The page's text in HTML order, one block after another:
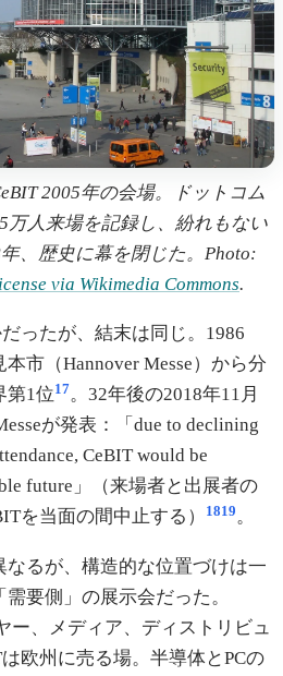
2005年の会場。ドットコム
万人来場を記録し、紛れもない
、歴史に幕を閉じた。Photo:
via Wikimedia Commons.
ったが、結末は同じ。1986
市（Hannover Messe）から分
第1位17。32年後の2018年11月
が発表：「due to declining
CeBIT would be
future」（来場者と出展者の
を当面の間中止する）
1819。
なるが、構造的な位置づけは一
要側」の展示会だった。
ー、メディア、ディストリビュ
欧州に売る場。半導体とPCの